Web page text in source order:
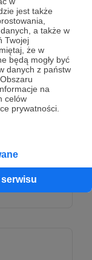
jest także
a także w
Twojej
że w
będą mogły być
danych z państw
na
celów
prywatności.
ale
uwagę
nowych
na Quizlet